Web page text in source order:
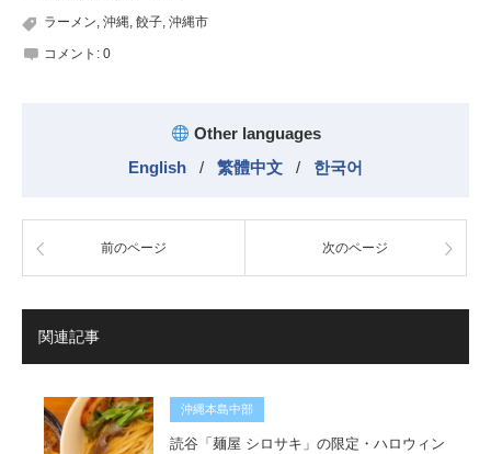
ラーメン, 沖縄, 餃子, 沖縄市
コメント: 0
Other languages
English
/ 繁體中文 / 한국어
前のページ 次のページ
関連記事
沖縄本島中部
読谷「麺屋 シロサキ」の限定・ハロウィン